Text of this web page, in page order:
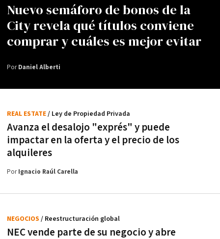
Nuevo semáforo de bonos de la
City revela qué títulos conviene
comprar y cuáles es mejor evitar
PorDaniel Alberti
Avanza el desalojo "exprés" y puede
impactar en la oferta y el precio de los
alquileres
REAL ESTATE/ Ley de Propiedad Privada
PorIgnacio Raúl Carella
NEC vende parte de su negocio y abre
NEGOCIOS / Reestructuración global